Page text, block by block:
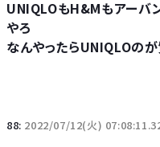
UNIQLOもH&Mもアーバ
やろ
なんやったらUNIQLOの
88: 2022/07/12(火)